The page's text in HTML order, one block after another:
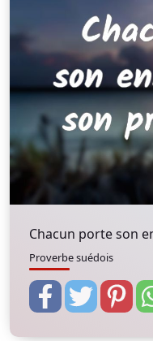
Chacun porte son
Proverbe suédois